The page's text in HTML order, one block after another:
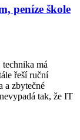
peníze škole
má
řeší ruční
a zbytečné
tak, že IT